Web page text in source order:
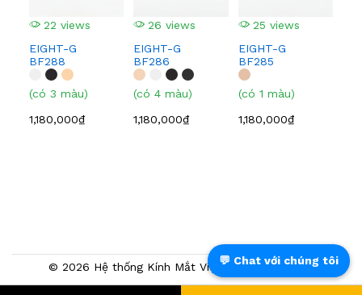
22 views
EIGHT-G
BF288
(có 3 màu)
1,180,000₫
26 views
EIGHT-G
BF286
(có 4 màu)
1,180,000₫
25 views
EIGHT-G
BF285
(có 1 màu)
1,180,000₫
💬 Chat với chúng tôi
© 2026 Hệ thống Kính Mắt Việt Tín. Powered by